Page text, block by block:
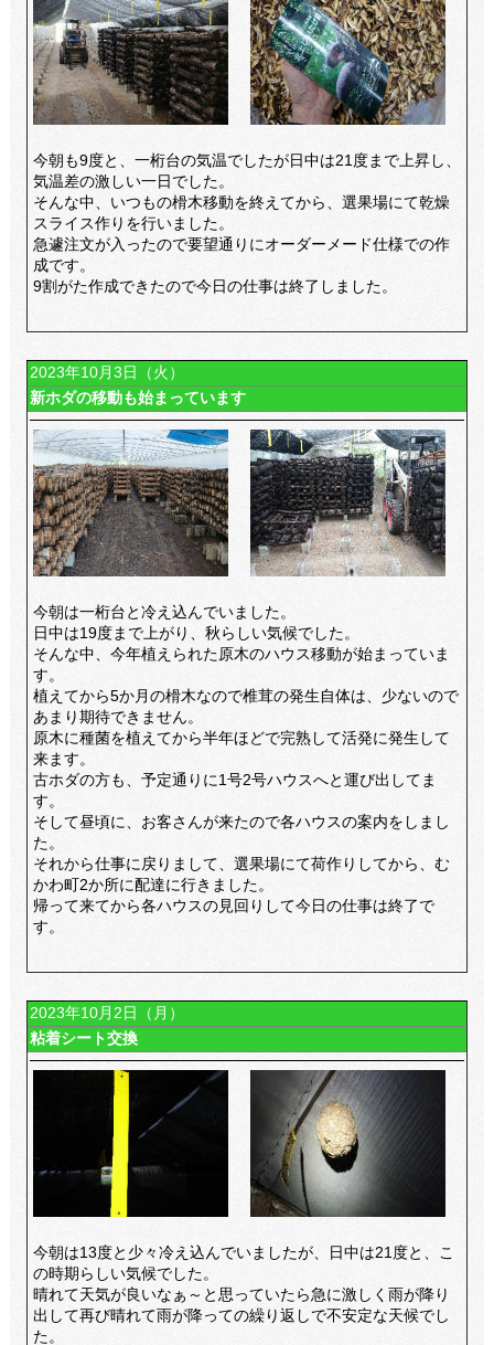
今朝も9度と、一桁台の気温でしたが日中は21度まで上昇し、
気温差の激しい一日でした。
そんな中、いつもの榾木移動を終えてから、選果場にて乾燥
スライス作りを行いました。
急遽注文が入ったので要望通りにオーダーメード仕様での作
成です。
9割がた作成できたので今日の仕事は終了しました。
2023年10月3日（火）
新ホダの移動も始まっています
今朝は一桁台と冷え込んでいました。
日中は19度まで上がり、秋らしい気候でした。
そんな中、今年植えられた原木のハウス移動が始まっていま
す。
植えてから5か月の榾木なので椎茸の発生自体は、少ないので
あまり期待できません。
原木に種菌を植えてから半年ほどで完熟して活発に発生して
来ます。
古ホダの方も、予定通りに1号2号ハウスへと運び出してま
す。
そして昼頃に、お客さんが来たので各ハウスの案内をしまし
た。
それから仕事に戻りまして、選果場にて荷作りしてから、む
かわ町2か所に配達に行きました。
帰って来てから各ハウスの見回りして今日の仕事は終了で
す。
2023年10月2日（月）
粘着シート交換
今朝は13度と少々冷え込んでいましたが、日中は21度と、こ
の時期らしい気候でした。
晴れて天気が良いなぁ～と思っていたら急に激しく雨が降り
出して再び晴れて雨が降っての繰り返しで不安定な天候でし
た。